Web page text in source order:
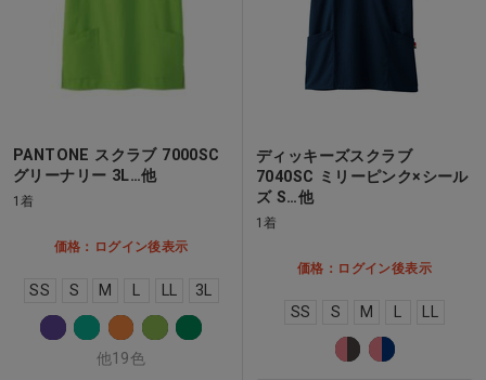
PANTONE スクラブ 7000SC
グリーナリー 3L…他
1着
価格：ログイン後表示
SS S M L LL 3L
他19色
ディッキーズスクラブ
7040SC ミリーピンク×シール
ズ S…他
1着
価格：ログイン後表示
SS S M L LL